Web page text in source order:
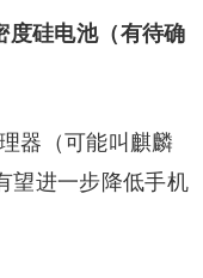
度硅电池（有待确
器（可能叫麒麟
望进一步降低手机